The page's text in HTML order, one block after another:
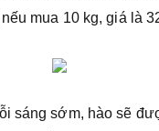
mua 10 kg, giá là
sáng sớm, hào sẽ